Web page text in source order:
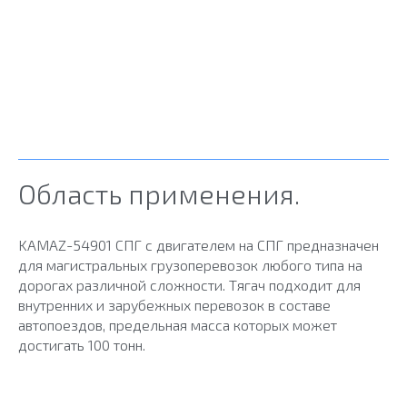
Область применения.
KAMAZ-54901 СПГ с двигателем на СПГ предназначен
для магистральных грузоперевозок любого типа на
дорогах различной сложности. Тягач подходит для
внутренних и зарубежных перевозок в составе
автопоездов, предельная масса которых может
достигать 100 тонн.